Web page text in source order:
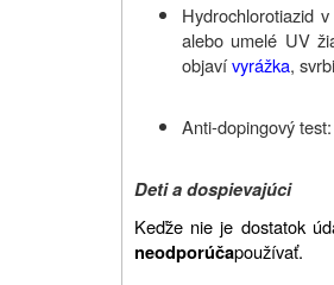
Hydrochlorotiazid
alebo umelé UV
objavívyrážka,
Anti-dopingový
Deti a dospievajúci
Keďže nie je dostatok
neodporúčapoužívať.